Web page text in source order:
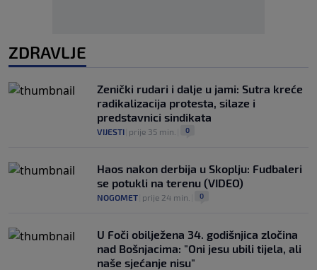
ZDRAVLJE
Zenički rudari i dalje u jami: Sutra kreće
radikalizacija protesta, silaze i
predstavnici sindikata
VIJESTI prije 35 min. 0
Haos nakon derbija u Skoplju: Fudbaleri
se potukli na terenu (VIDEO)
NOGOMET prije 24 min. 0
U Foči obilježena 34. godišnjica zločina
nad Bošnjacima: "Oni jesu ubili tijela, ali
naše sjećanje nisu"